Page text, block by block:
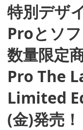
特別デザ
Proとソ
数量限定
Pro The
Limited
(金)発売！